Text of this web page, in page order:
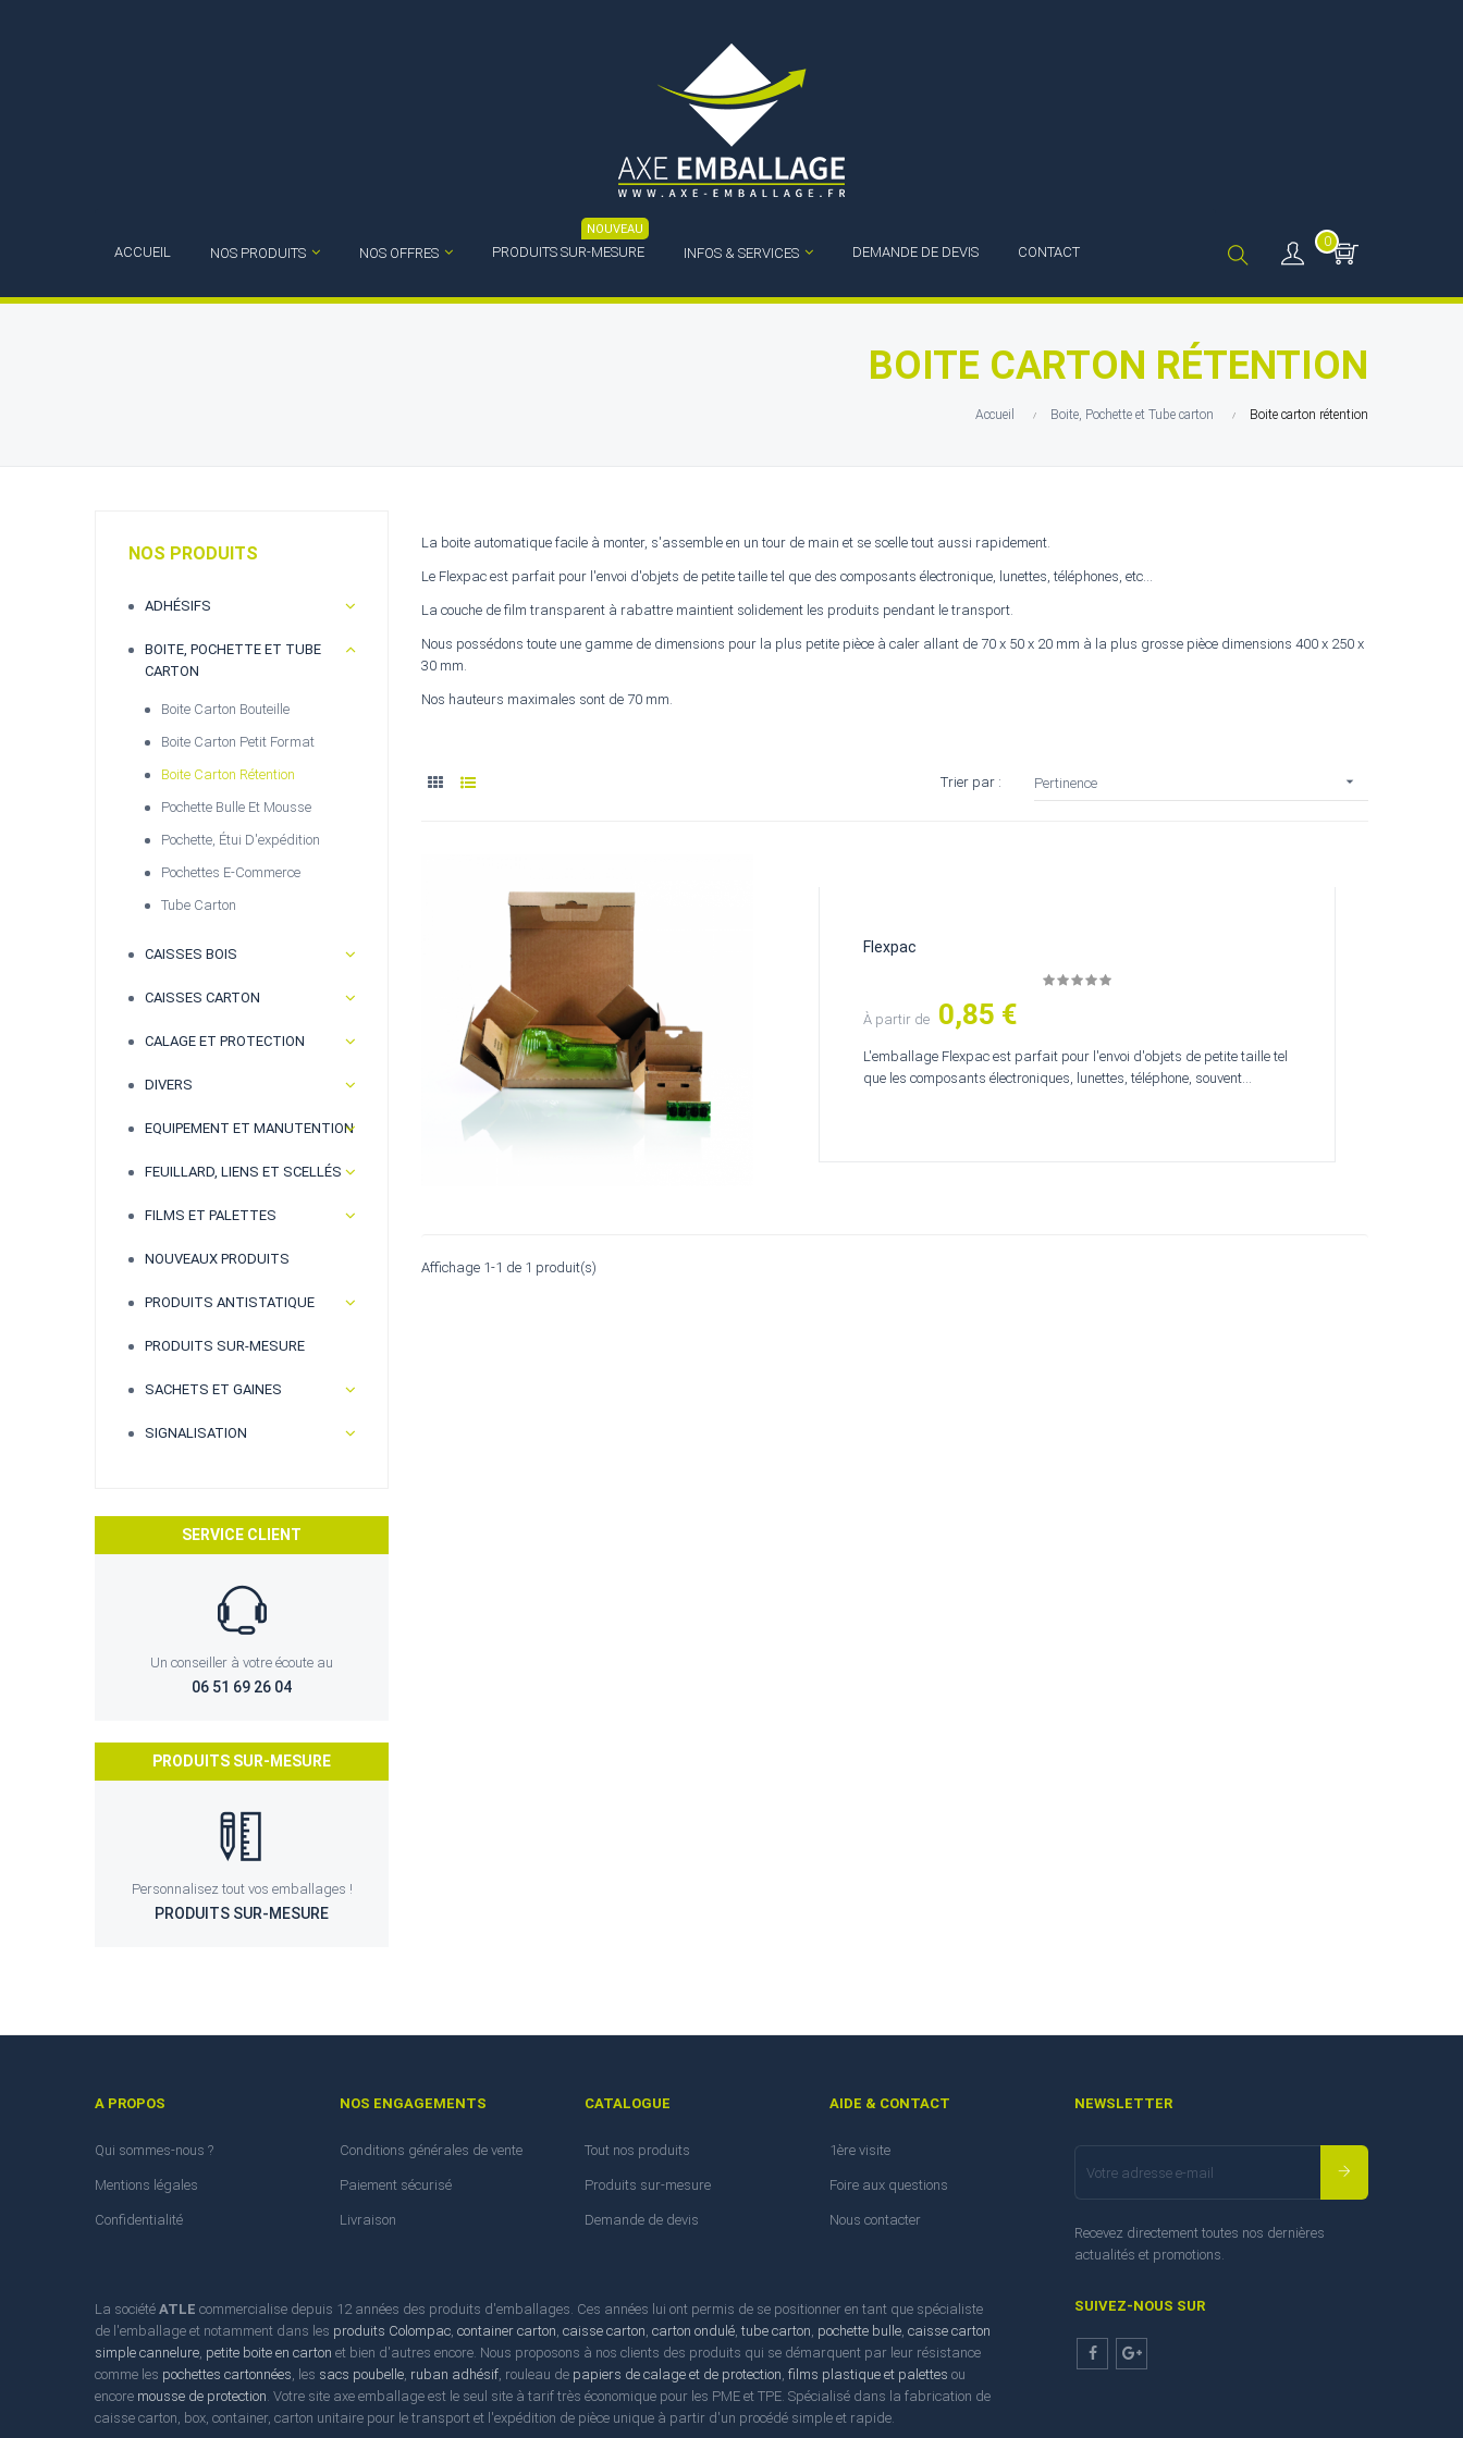
ACCUEIL NOS PRODUITS NOS OFFRES PRODUITS SUR-MESURE
NOUVEAU
INFOS & SERVICES DEMANDE DE DEVIS CONTACT
0
BOITE CARTON RÉTENTION
Accueil Boite, Pochette et Tube carton Boite carton rétention
NOS PRODUITS
ADHÉSIFS
BOITE, POCHETTE ET TUBE
CARTON
Boite Carton Bouteille
Boite Carton Petit Format
Boite Carton Rétention
Pochette Bulle Et Mousse
Pochette, Étui D'expédition
Pochettes E-Commerce
Tube Carton
CAISSES BOIS
CAISSES CARTON
CALAGE ET PROTECTION
DIVERS
EQUIPEMENT ET MANUTENTION
FEUILLARD, LIENS ET SCELLÉS
FILMS ET PALETTES
NOUVEAUX PRODUITS
PRODUITS ANTISTATIQUE
PRODUITS SUR-MESURE
SACHETS ET GAINES
SIGNALISATION
SERVICE CLIENT
Un conseiller à votre écoute au
06 51 69 26 04
PRODUITS SUR-MESURE
Personnalisez tout vos emballages !
PRODUITS SUR-MESURE
La boite automatique facile à monter, s'assemble en un tour de main et se scelle tout aussi rapidement.
Le Flexpac est parfait pour l'envoi d'objets de petite taille tel que des composants électronique, lunettes, téléphones, etc...
La couche de film transparent à rabattre maintient solidement les produits pendant le transport.
Nous possédons toute une gamme de dimensions pour la plus petite pièce à caler allant de 70 x 50 x 20 mm à la plus grosse pièce dimensions 400 x 250 x
30 mm.
Nos hauteurs maximales sont de 70 mm.
Trier par : Pertinence 
Flexpac
À partir de Prix
0,85 €
L'emballage Flexpac est parfait pour l'envoi d'objets de petite taille tel
que les composants électroniques, lunettes, téléphone, souvent...
Affichage 1-1 de 1 produit(s)
A PROPOS
Qui sommes-nous ?
Mentions légales
Confidentialité
NOS ENGAGEMENTS
Conditions générales de vente
Paiement sécurisé
Livraison
CATALOGUE
Tout nos produits
Produits sur-mesure
Demande de devis
AIDE & CONTACT
1ère visite
Foire aux questions
Nous contacter
NEWSLETTER
Recevez directement toutes nos dernières
actualités et promotions.
La société ATLE commercialise depuis 12 années des produits d'emballages. Ces années lui ont permis de se positionner en tant que spécialiste
de l'emballage et notamment dans les produits Colompac, container carton, caisse carton, carton ondulé, tube carton, pochette bulle, caisse carton
simple cannelure, petite boite en carton et bien d'autres encore. Nous proposons à nos clients des produits qui se démarquent par leur résistance
comme les pochettes cartonnées, les sacs poubelle, ruban adhésif, rouleau de papiers de calage et de protection, films plastique et palettes ou
encore mousse de protection. Votre site axe emballage est le seul site à tarif très économique pour les PME et TPE. Spécialisé dans la fabrication de
caisse carton, box, container, carton unitaire pour le transport et l'expédition de pièce unique à partir d'un procédé simple et rapide.
SUIVEZ-NOUS SUR
Facebook